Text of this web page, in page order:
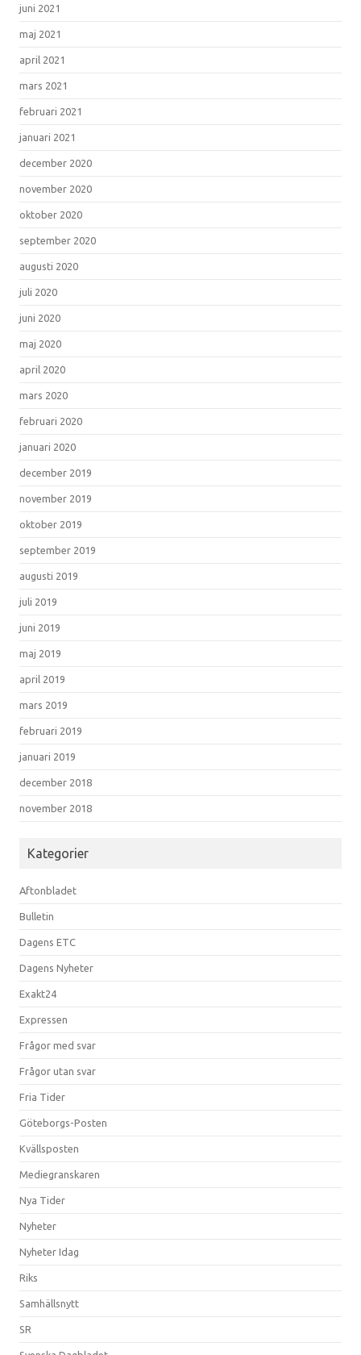
juni 2021
maj 2021
april 2021
mars 2021
februari 2021
januari 2021
december 2020
november 2020
oktober 2020
september 2020
augusti 2020
juli 2020
juni 2020
maj 2020
april 2020
mars 2020
februari 2020
januari 2020
december 2019
november 2019
oktober 2019
september 2019
augusti 2019
juli 2019
juni 2019
maj 2019
april 2019
mars 2019
februari 2019
januari 2019
december 2018
november 2018
Kategorier
Aftonbladet
Bulletin
Dagens ETC
Dagens Nyheter
Exakt24
Expressen
Frågor med svar
Frågor utan svar
Fria Tider
Göteborgs-Posten
Kvällsposten
Mediegranskaren
Nya Tider
Nyheter
Nyheter Idag
Riks
Samhällsnytt
SR